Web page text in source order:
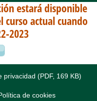
estará disponible
curso actual cuando
2023
privacidad (PDF, 169 KB)
de cookies